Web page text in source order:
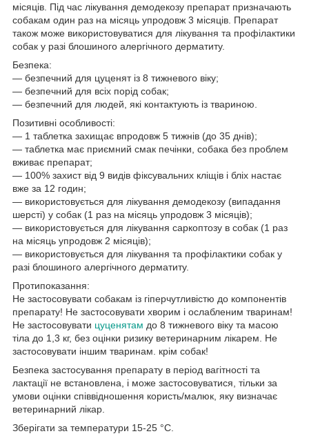
місяців. Під час лікування демодекозу препарат призначають
собакам один раз на місяць упродовж 3 місяців. Препарат
також може використовуватися для лікування та профілактики
собак у разі блошиного алергічного дерматиту.
Безпека:
― безпечний для цуценят із 8 тижневого віку;
― безпечний для всіх порід собак;
― безпечний для людей, які контактують із твариною.
Позитивні особливості:
― 1 таблетка захищає впродовж 5 тижнів (до 35 днів);
— таблетка має приємний смак печінки, собака без проблем
вживає препарат;
― 100% захист від 9 видів фіксувальних кліщів і бліх настає
вже за 12 годин;
― використовується для лікування демодекозу (випадання
шерсті) у собак (1 раз на місяць упродовж 3 місяців);
― використовується для лікування саркоптозу в собак (1 раз
на місяць упродовж 2 місяців);
― використовується для лікування та профілактики собак у
разі блошиного алергічного дерматиту.
Протипоказання:
Не застосовувати собакам із гіперчутливістю до компонентів
препарату! Не застосовувати хворим і ослабленим тваринам!
Не застосовувати цуценятам до 8 тижневого віку та масою
тіла до 1,3 кг, без оцінки ризику ветеринарним лікарем. Не
застосовувати іншим тваринам. крім собак!
Безпека застосування препарату в період вагітності та
лактації не встановлена, і може застосовуватися, тільки за
умови оцінки співвідношення користь/малюк, яку визначає
ветеринарний лікар.
Зберігати за температури 15-25 °C.